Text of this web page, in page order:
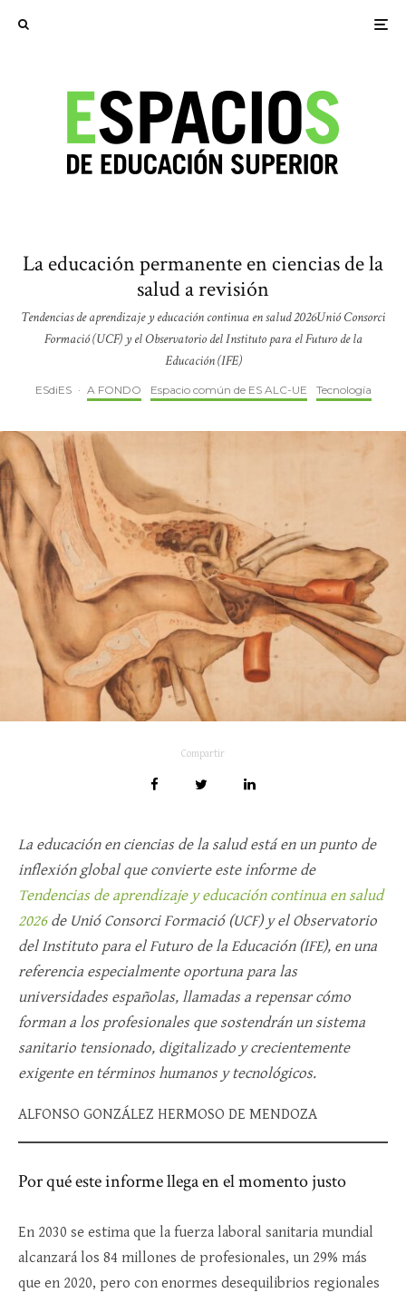
La educación permanente en ciencias de la
salud a revisión
Tendencias de aprendizaje y educación continua en salud 2026Unió Consorci
Formació (UCF) y el Observatorio del Instituto para el Futuro de la
Educación (IFE)
ESdiES · A FONDO Espacio común de ES ALC-UE Tecnología
Compartir
La educación en ciencias de la salud está en un punto de
inflexión global que convierte este informe de
Tendencias de aprendizaje y educación continua en salud
2026 de Unió Consorci Formació (UCF) y el Observatorio
del Instituto para el Futuro de la Educación (IFE), en una
referencia especialmente oportuna para las
universidades españolas, llamadas a repensar cómo
forman a los profesionales que sostendrán un sistema
sanitario tensionado, digitalizado y crecientemente
exigente en términos humanos y tecnológicos.​
ALFONSO GONZÁLEZ HERMOSO DE MENDOZA
Por qué este informe llega en el momento justo
En 2030 se estima que la fuerza laboral sanitaria mundial
alcanzará los 84 millones de profesionales, un 29% más
que en 2020, pero con enormes desequilibrios regionales